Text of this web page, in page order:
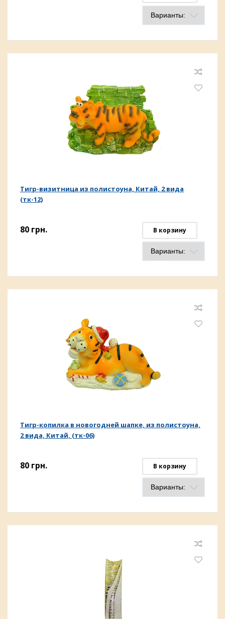
Тигр-визитница из полистоуна, Китай, 2 вида
(тк-12)
80 грн. В корзину
Тигр-копилка в новогодней шапке, из полистоуна,
2 вида, Китай, (тк-06)
80 грн. В корзину